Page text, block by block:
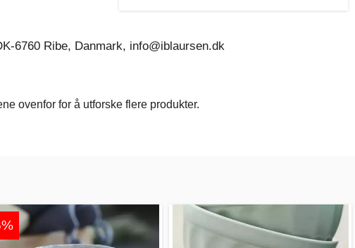
6760 Ribe, Danmark, info@iblaursen.dk
ovenfor for å utforske flere produkter.